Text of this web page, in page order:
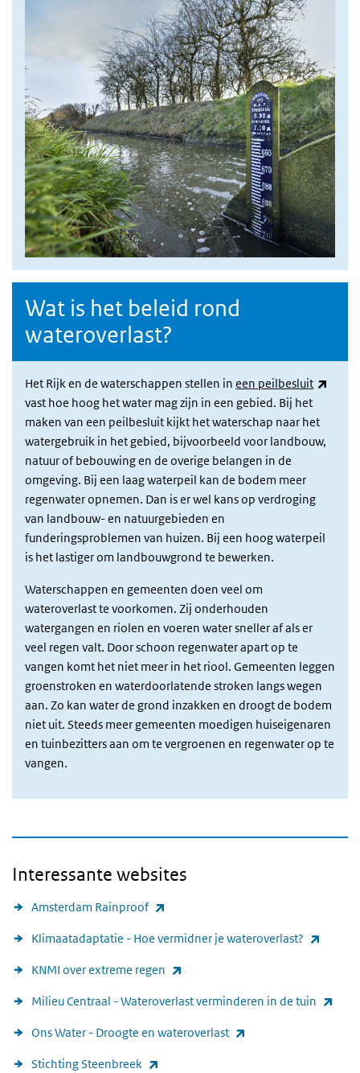
Wat is het beleid rond
wateroverlast?
Het Rijk en de waterschappen stellen in een peilbesluit
vast hoe hoog het water mag zijn in een gebied. Bij het
maken van een peilbesluit kijkt het waterschap naar het
watergebruik in het gebied, bijvoorbeeld voor landbouw,
natuur of bebouwing en de overige belangen in de
omgeving. Bij een laag waterpeil kan de bodem meer
regenwater opnemen. Dan is er wel kans op verdroging
van landbouw- en natuurgebieden en
funderingsproblemen van huizen. Bij een hoog waterpeil
is het lastiger om landbouwgrond te bewerken.
Waterschappen en gemeenten doen veel om
wateroverlast te voorkomen. Zij onderhouden
watergangen en riolen en voeren water sneller af als er
veel regen valt. Door schoon regenwater apart op te
vangen komt het niet meer in het riool. Gemeenten leggen
groenstroken en waterdoorlatende stroken langs wegen
aan. Zo kan water de grond inzakken en droogt de bodem
niet uit. Steeds meer gemeenten moedigen huiseigenaren
en tuinbezitters aan om te vergroenen en regenwater op te
vangen.
Interessante websites
Amsterdam Rainproof
Klimaatadaptatie - Hoe vermidner je wateroverlast?
KNMI over extreme regen
Milieu Centraal - Wateroverlast verminderen in de tuin
Ons Water - Droogte en wateroverlast
Stichting Steenbreek